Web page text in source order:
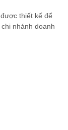
thiết kế để
nhánh doanh